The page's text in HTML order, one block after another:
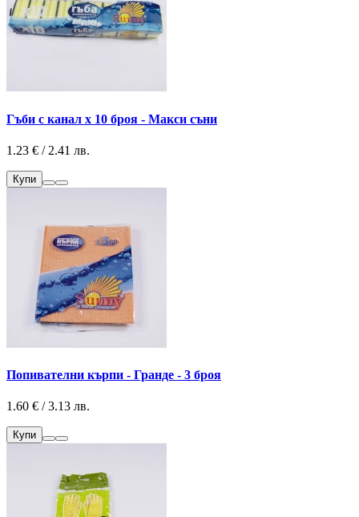
Гъби с канал х 10 броя - Макси съни
1.23 € / 2.41 лв.
Купи
Попивателни кърпи - Гранде - 3 броя
1.60 € / 3.13 лв.
Купи